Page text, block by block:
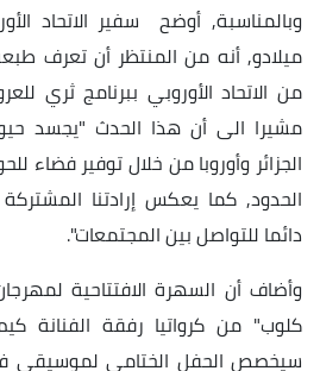
وبالمناسبة, أوضح سفير الاتحاد
من الاتحاد الأوروبي ببرنامج ثري
مشيرا الى أن هذا الحدث "يجسد
الجزائر وأوروبا من خلال توفير فضاء
الحدود, كما يعكس إرادتنا
دائما للتواصل بين المجتمعات".
وأضاف أن السهرة الافتتاحية
كلوب" من كرواتيا رفقة الفنانة
سيخصص الحفل الختامي لموسيقى